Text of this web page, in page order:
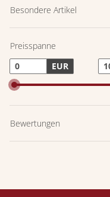
Besondere Artikel
Preisspanne
EUR
Bewertungen